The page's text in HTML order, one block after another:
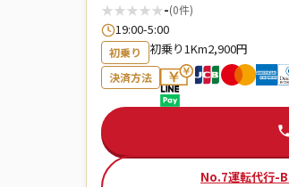
★★★★★-(0件)
19:00-5:00
初乗り 初乗り1Km2,900円
決済方法
No.7運転代行-